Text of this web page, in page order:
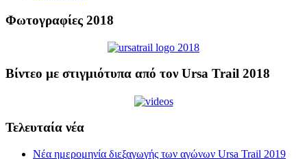
Φωτογραφίες 2018
Βίντεο με στιγμιότυπα από τον Ursa Trail 2018
Τελευταία νέα
Νέα ημερομηνία διεξαγωγής των αγώνων Ursa Trail 2019